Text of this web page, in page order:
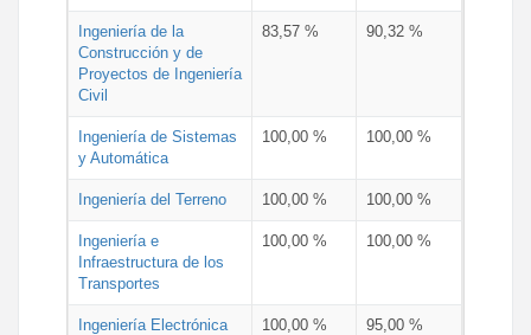
Ingeniería de la
Construcción y de
Proyectos de Ingeniería
Civil
83,57 % 90,32 %
Ingeniería de Sistemas
y Automática
100,00 % 100,00 %
Ingeniería del Terreno 100,00 % 100,00 %
Ingeniería e
Infraestructura de los
Transportes
100,00 % 100,00 %
Ingeniería Electrónica 100,00 % 95,00 %